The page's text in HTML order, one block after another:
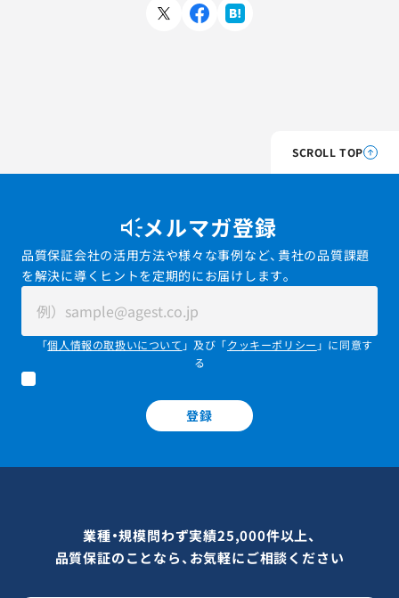
SCROLL TOP
メルマガ登録
品質保証会社の活用方法や様々な事例など、貴社の品質課題
を解決に導くヒントを定期的にお届けします。
「個人情報の取扱いについて 」及び「クッキーポリシー 」に同意す
る
登録
業種・規模問わず実績25,000件以上、
品質保証のことなら、お気軽にご相談ください